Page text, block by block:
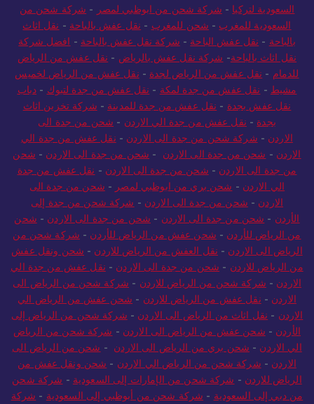
السعودية لتركيا - شركة شحن من ابوظبي لمصر - شركة شحن من
السعودية للمغرب - شحن للمغرب - نقل عفش بالباحة - نقل اثاث
بالباحة - نقل عفش الباحة - شركة نقل عفش بالباحة - افضل شركة
نقل اثاث بالباحة- شركة نقل عفش بالرياض - نقل عفش من الرياض
للدمام - نقل عفش من الرياض لجدة - نقل عفش من الرياض لخميس
مشيط - نقل عفش من جدة لمكة - نقل عفش من جدة لتبوك - دباب
نقل عفش بجدة - نقل عفش من جدة للمدينة - شركة تخزين اثاث
بجدة - نقل عفش من جدة الي الاردن - شحن من جدة الى
الاردن - شركة شحن من جدة الى الاردن - نقل عفش من جدة الي
الاردن - شحن من جدة الى الاردن - شحن من جدة الى الاردن - شحن
من جدة الى الاردن - شحن من جدة الى الاردن - نقل عفش من جدة
الي الاردن - شحن بري من ابوظبي لمصر - شحن من جدة الى
الاردن - شحن من جدة الى الاردن - شركة شحن من جدة إلى
الأردن - شحن من جدة الى الاردن - شحن من جدة الى الاردن - شحن
من الرياض للأردن - شحن عفش من الرياض للأردن - شركة شحن من
الرياض الى الاردن - نقل العفش من الرياض للاردن - شحن ونقل عفش
من الرياض للاردن - شحن من جدة الى الاردن - نقل عفش من جدة الي
الاردن - شركة شحن من الرياض للاردن - شركة شحن من الرياض الى
الاردن - نقل عفش من الرياض للاردن - شحن عفش من الرياض الي
الاردن - نقل اثاث من الرياض الى الاردن - شركة شحن من الرياض إلى
الأردن - شحن عفش من الرياض الى الاردن - شركة شحن من الرياض
الي الاردن - شحن بري من الرياض الى الاردن - شحن من الرياض الى
الاردن - شركة شحن من الرياض الي الاردن - شحن ونقل عفش من
الرياض للاردن - شركة شحن من الإمارات إلى السعودية - شركة شحن
من دبي إلى السعودية - شركة شحن من أبوظبي إلى السعودية - شركة